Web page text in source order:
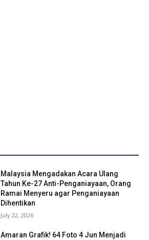
Malaysia Mengadakan Acara Ulang
Tahun Ke-27 Anti-Penganiayaan, Orang
Ramai Menyeru agar Penganiayaan
Dihentikan
July 22, 2026
Amaran Grafik! 64 Foto 4 Jun Menjadi